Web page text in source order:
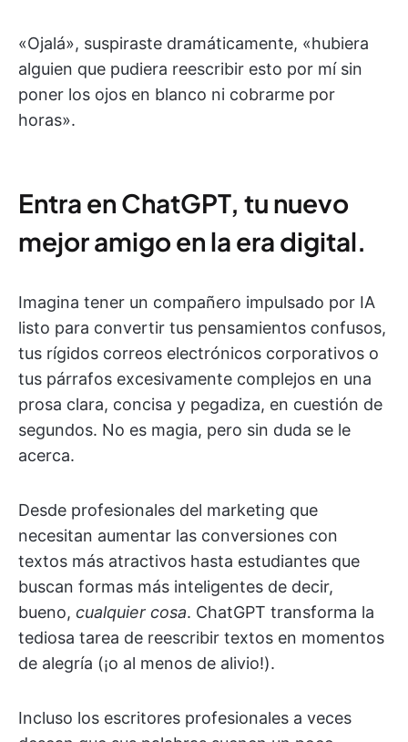
«Ojalá», suspiraste dramáticamente, «hubiera
alguien que pudiera reescribir esto por mí sin
poner los ojos en blanco ni cobrarme por
horas».
Entra en ChatGPT, tu nuevo
mejor amigo en la era digital.
Imagina tener un compañero impulsado por IA
listo para convertir tus pensamientos confusos,
tus rígidos correos electrónicos corporativos o
tus párrafos excesivamente complejos en una
prosa clara, concisa y pegadiza, en cuestión de
segundos. No es magia, pero sin duda se le
acerca.
Desde profesionales del marketing que
necesitan aumentar las conversiones con
textos más atractivos hasta estudiantes que
buscan formas más inteligentes de decir,
bueno, cualquier cosa. ChatGPT transforma la
tediosa tarea de reescribir textos en momentos
de alegría (¡o al menos de alivio!).
Incluso los escritores profesionales a veces